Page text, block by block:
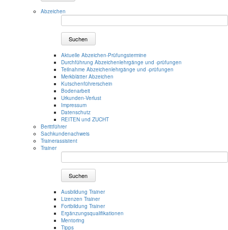
Abzeichen
Suchen
Aktuelle Abzeichen-Prüfungstermine
Durchführung Abzeichenlehrgänge und -prüfungen
Teilnahme Abzeichenlehrgänge und -prüfungen
Merkblätter Abzeichen
Kutschenführerschein
Bodenarbeit
Urkunden-Verlust
Impressum
Datenschutz
REITEN und ZUCHT
Berittführer
Sachkundenachweis
Trainerassistent
Trainer
Suchen
Ausbildung Trainer
Lizenzen Trainer
Fortbildung Trainer
Ergänzungsqualifikationen
Mentoring
Tipps